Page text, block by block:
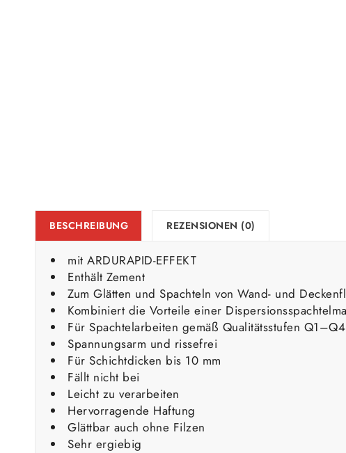
BESCHREIBUNG REZENSIONEN (0)
mit ARDURAPID-EFFEKT
Enthält Zement
Zum Glätten und Spachteln von Wand- und
Kombiniert die Vorteile einer
Für Spachtelarbeiten gemäß Qualitätsstufen Q1–Q4
Spannungsarm und rissefrei
Für Schichtdicken bis 10 mm
Fällt nicht bei
Leicht zu verarbeiten
Hervorragende Haftung
Glättbar auch ohne Filzen
Sehr ergiebig